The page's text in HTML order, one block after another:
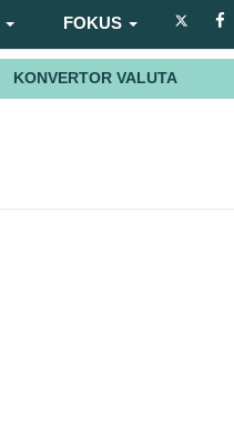
FOKUS
KONVERTOR VALUTA